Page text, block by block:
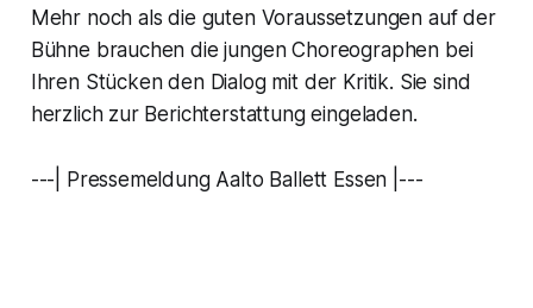
Mehr noch als die guten Voraussetzungen auf der
Bühne brauchen die jungen Choreographen bei
Ihren Stücken den Dialog mit der Kritik. Sie sind
herzlich zur Berichterstattung eingeladen.
---| Pressemeldung Aalto Ballett Essen |---